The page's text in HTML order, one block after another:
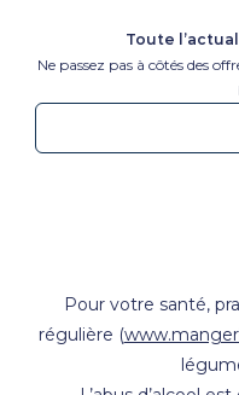
Toute
Ne passez pas à côtés des
Pour votre santé,
régulière (